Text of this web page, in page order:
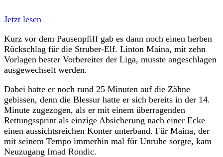
Jetzt lesen
Kurz vor dem Pausenpfiff gab es dann noch einen herben
Rückschlag für die Struber-Elf. Linton Maina, mit zehn
Vorlagen bester Vorbereiter der Liga, musste angeschlagen
ausgewechselt werden.
Dabei hatte er noch rund 25 Minuten auf die Zähne
gebissen, denn die Blessur hatte er sich bereits in der 14.
Minute zugezogen, als er mit einem überragenden
Rettungssprint als einzige Absicherung nach einer Ecke
einen aussichtsreichen Konter unterband. Für Maina, der
mit seinem Tempo immerhin mal für Unruhe sorgte, kam
Neuzugang Imad Rondic.